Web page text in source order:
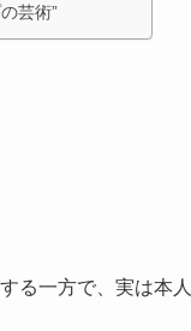
芸術”
る一方で、実は本